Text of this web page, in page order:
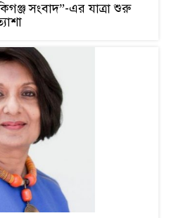
সংবাদ”-এর যাত্রা শুরু